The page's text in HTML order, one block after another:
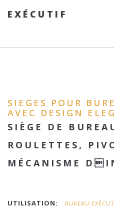
EXÉCUTIF
SIEGES POUR
AVEC DESIGN
SIÈGE DE
ROULETTES,
MÉCANISME
UTILISATION:
BUREAU